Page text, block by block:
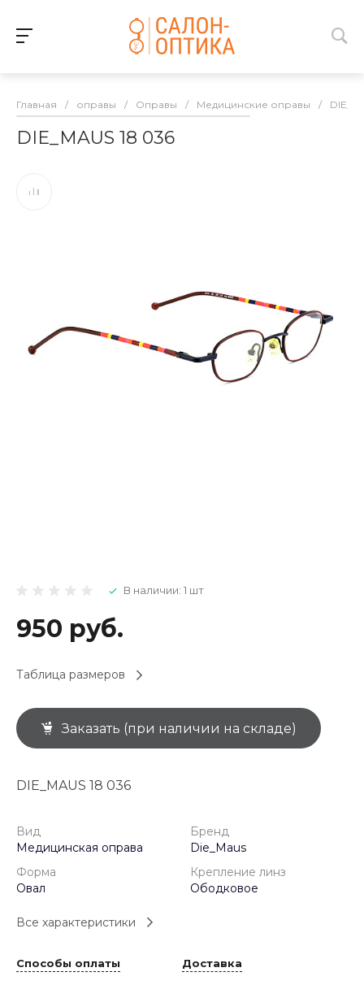
Главная / оправы / Оправы / Медицинские оправы /
DIE_MAUS 18 036
В наличии: 1 шт
950 руб.
Таблица размеров
Заказать (при наличии на складе)
DIE_MAUS 18 036
Вид
Медицинская оправа
Бренд
Die_Maus
Форма
Овал
Крепление линз
Ободковое
Все характеристики
Способы оплаты Доставка